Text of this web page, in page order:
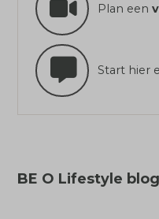
Plan een
Start hier
BE O Lifestyle